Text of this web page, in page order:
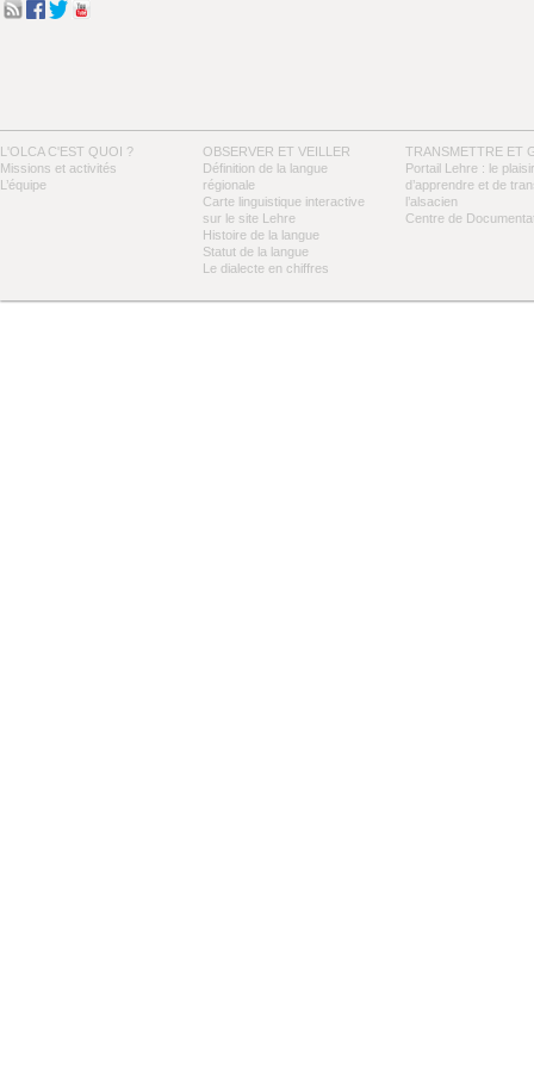
L'OLCA C'EST QUOI ?
Missions et activités
L’équipe
OBSERVER ET VEILLER
Définition de la langue
régionale
Carte linguistique interactive
sur le site Lehre
Histoire de la langue
Statut de la langue
Le dialecte en chiffres
TRANSMETTRE ET
Portail Lehre : le plaisir
d’apprendre et de
l’alsacien
Centre de